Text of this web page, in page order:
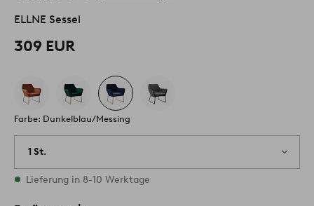
ELLNE Sessel
309 EUR
Farbe: Dunkelblau/Messing
1 St.
Vorrätig
Lieferung in 8-10 Werktage